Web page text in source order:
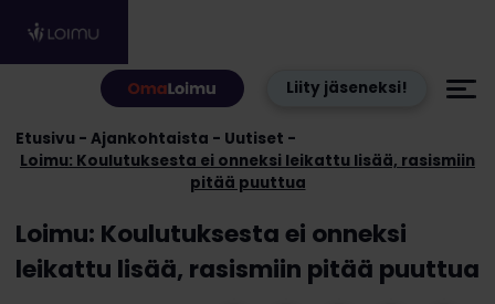
Liity jäseneksi!
Etusivu Ajankohtaista
Uutiset
Loimu: Koulutuksesta ei onneksi leikattu lisää, rasismiin
pitää puuttua
Loimu: Koulutuksesta ei onneksi
leikattu lisää, rasismiin pitää puuttua